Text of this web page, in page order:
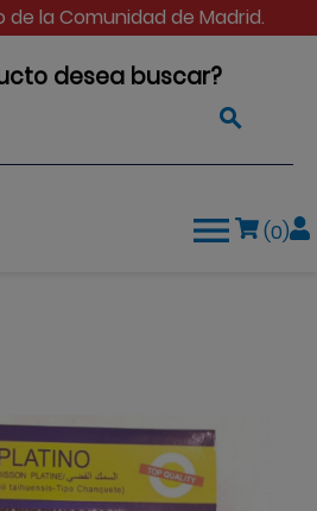
de la Comunidad de Madrid.
desea buscar?

 (0)